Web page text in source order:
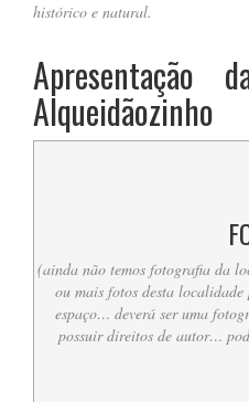
histórico e natural.
Apresentação
Alqueidãozinho
(ainda não temos fotografia da
ou mais fotos desta localidade
espaço… deverá ser uma
possuir direitos de autor…